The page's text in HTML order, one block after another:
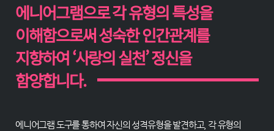
에니어그램으로 각 유형의 특성을
이해함으로써 성숙한 인간관계를
지향하여 ‘사랑의 실천’ 정신을
함양합니다.
에니어그램 도구를 통하여 자신의 성격유형을 발견하고, 각 유형의